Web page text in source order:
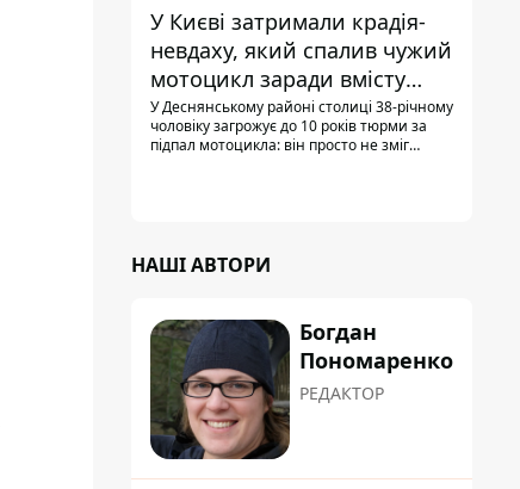
У Києві затримали крадія-
невдаху, який спалив чужий
мотоцикл заради вмісту
багажника
У Деснянському районі столиці 38-річному
чоловіку загрожує до 10 років тюрми за
підпал мотоцикла: він просто не зміг
НАШІ АВТОРИ
Богдан
Пономаренко
РЕДАКТОР